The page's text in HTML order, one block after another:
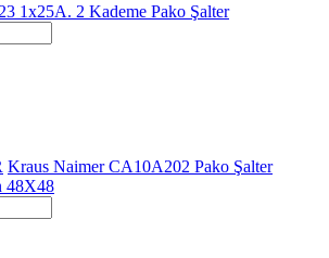
1x25A. 2 Kademe Pako Şalter
Kraus Naimer CA10A202 Pako Şalter
48X48